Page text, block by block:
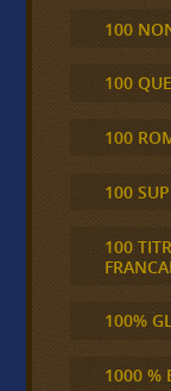
100
100
100
100
100
100%
1000 %